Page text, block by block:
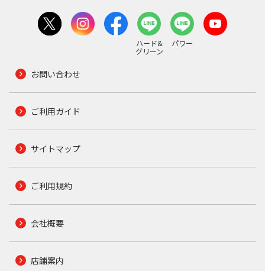
ハード&
グリーン
パワー
お問い合わせ
ご利用ガイド
サイトマップ
ご利用規約
会社概要
店舗案内